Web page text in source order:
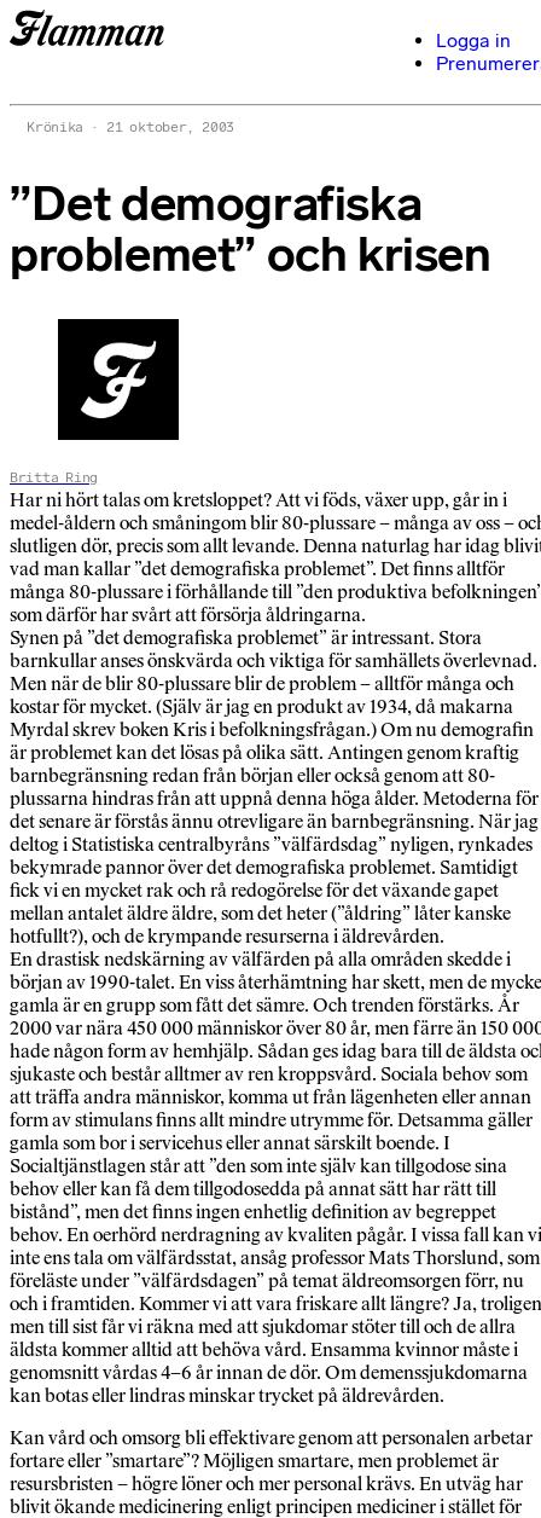
Logga in
Krönika 21 oktober, 2003
”Det demografiska
problemet” och krisen
Britta Ring
Har ni hört talas om kretsloppet? Att vi föds, växer upp, går in i
medel-åldern och småningom blir 80-plussare – många av oss –
slutligen dör, precis som allt levande. Denna naturlag har idag
vad man kallar ”det demografiska problemet”. Det finns alltför
många 80-plussare i förhållande till ”den produktiva
som därför har svårt att försörja åldringarna.
Synen på ”det demografiska problemet” är intressant. Stora
barnkullar anses önskvärda och viktiga för samhällets överlevnad.
Men när de blir 80-plussare blir de problem – alltför många och
kostar för mycket. (Själv är jag en produkt av 1934, då makarna
Myrdal skrev boken Kris i befolkningsfrågan.) Om nu demografin
är problemet kan det lösas på olika sätt. Antingen genom kraftig
barnbegränsning redan från början eller också genom att 80-
plussarna hindras från att uppnå denna höga ålder. Metoderna för
det senare är förstås ännu otrevligare än barnbegränsning. När jag
deltog i Statistiska centralbyråns ”välfärdsdag” nyligen, rynkades
bekymrade pannor över det demografiska problemet. Samtidigt
fick vi en mycket rak och rå redogörelse för det växande gapet
mellan antalet äldre äldre, som det heter (”åldring” låter kanske
hotfullt?), och de krympande resurserna i äldrevården.
En drastisk nedskärning av välfärden på alla områden skedde i
början av 1990-talet. En viss återhämtning har skett, men de
gamla är en grupp som fått det sämre. Och trenden förstärks. År
2000 var nära 450 000 människor över 80 år, men färre än 150
hade någon form av hemhjälp. Sådan ges idag bara till de äldsta
sjukaste och består alltmer av ren kroppsvård. Sociala behov som
att träffa andra människor, komma ut från lägenheten eller annan
form av stimulans finns allt mindre utrymme för. Detsamma gäller
gamla som bor i servicehus eller annat särskilt boende. I
Socialtjänstlagen står att ”den som inte själv kan tillgodose sina
behov eller kan få dem tillgodosedda på annat sätt har rätt till
bistånd”, men det finns ingen enhetlig definition av begreppet
behov. En oerhörd nerdragning av kvaliten pågår. I vissa fall kan vi
inte ens tala om välfärdsstat, ansåg professor Mats Thorslund, som
föreläste under ”välfärdsdagen” på temat äldreomsorgen förr, nu
och i framtiden. Kommer vi att vara friskare allt längre? Ja,
men till sist får vi räkna med att sjukdomar stöter till och de allra
äldsta kommer alltid att behöva vård. Ensamma kvinnor måste i
genomsnitt vårdas 4–6 år innan de dör. Om demenssjukdomarna
kan botas eller lindras minskar trycket på äldrevården.
Kan vård och omsorg bli effektivare genom att personalen arbetar
fortare eller ”smartare”? Möjligen smartare, men problemet är
resursbristen – högre löner och mer personal krävs. En utväg har
blivit ökande medicinering enligt principen mediciner i stället för